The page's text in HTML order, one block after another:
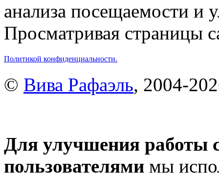
анализа посещаемости и
Просматривая страницы
Политикой конфиденциальности.
© Вива Рафаэль, 2004-
Для улучшения работы
пользователями мы